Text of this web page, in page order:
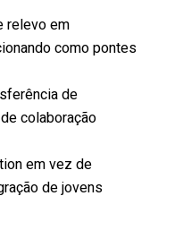
relevo em
como pontes
de
colaboração
em vez de
de jovens